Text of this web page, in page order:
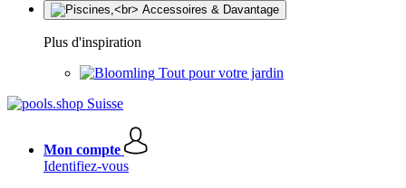
Plus d'inspiration
Tout pour votre jardin
Mon compte
Identifiez-vous